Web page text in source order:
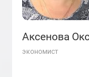
Аксенова
экономист